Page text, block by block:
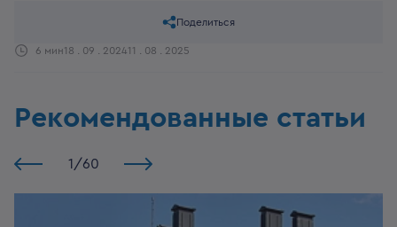
6 мин18 . 09 . 202411 . 08 . 2025
Поделиться
Рекомендованные статьи
1 /60